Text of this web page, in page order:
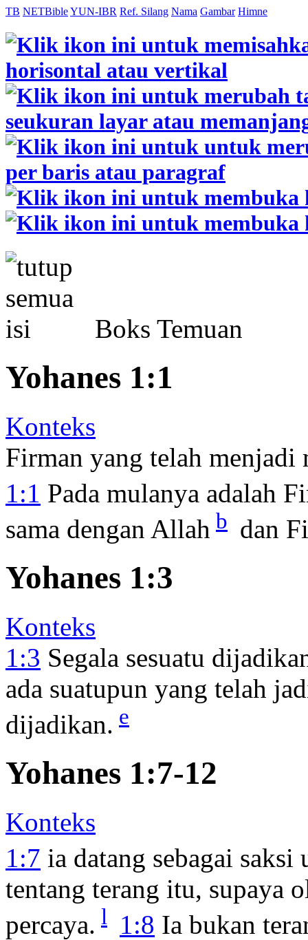
TB NETBibleYUN-IBR Ref. Silang Nama Gambar Himne
Boks Temuan
Yohanes 1:1
Konteks
Firman yang telah menjadi
1:1 Pada mulanya adalah
sama dengan Allah b dan
Yohanes 1:3
Konteks
1:3 Segala sesuatu
ada suatupun yang telah
dijadikan. e
Yohanes 1:7-12
Konteks
1:7 ia datang sebagai
tentang terang itu, supaya
percaya. l 1:8 Ia bukan